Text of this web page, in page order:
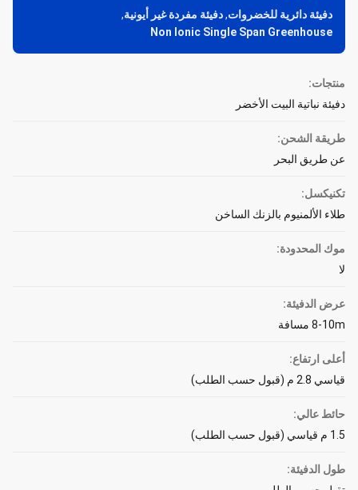
دفيئة دائرية للخضروات,دفيئة مفردة غير أيونية,
Non Ionic Single Span Greenhouse
منتجات:
دفيئة نباتية البيت الأخضر
طريقة الشحن:
عن طريق البحر
تكنيكسل:
طلاء الألمنيوم بالزنك الساخن
موك المحدودة:
لا
عرض الدفيئة:
8-10m مسافة
أعلى ارتفاع:
قياسي 2.8 م (قبول حسب الطلب)
حائط عالي:
1.5 م قياسي (قبول حسب الطلب)
طول الدفيئة: